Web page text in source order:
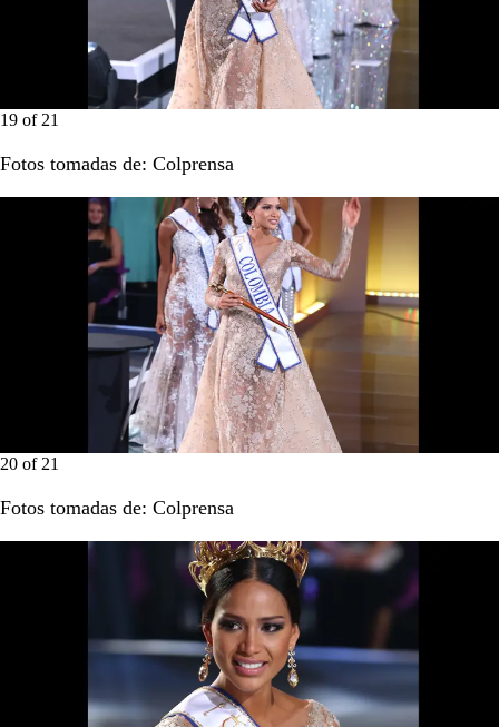
19 of 21
Fotos tomadas de: Colprensa
20 of 21
Fotos tomadas de: Colprensa